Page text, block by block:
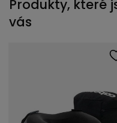
Produkty, které
vás